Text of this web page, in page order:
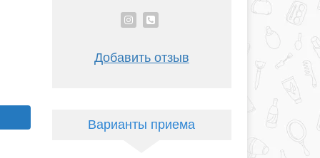
Добавить отзыв
Варианты приема